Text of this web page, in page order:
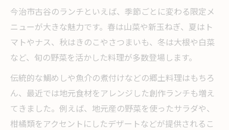
今治市古谷のランチといえば、季節ごとに変わる限定メ
ニューが大きな魅力です。春は山菜や新玉ねぎ、夏はト
マトやナス、秋はきのこやさつまいも、冬は大根や白菜
など、旬の野菜を活かした料理が多数登場します。
伝統的な鯛めしや魚介の煮付けなどの郷土料理はもちろ
ん、最近では地元食材をアレンジした創作ランチも増え
てきました。例えば、地元産の野菜を使ったサラダや、
柑橘類をアクセントにしたデザートなどが提供されるこ